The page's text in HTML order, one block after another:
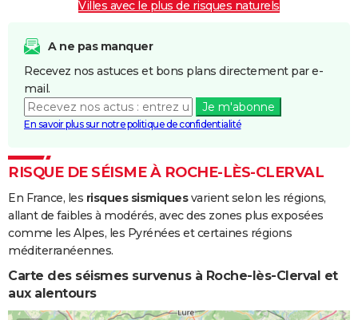
Inondations
Coulées de
08/05/1985 12/05/1985 5 j
Inondations
et/ou
Coulées de
08/12/1982 31/12/1982 24 j
Villes avec le plus de risques naturels
A ne pas manquer
Recevez nos astuces et bons plans directement par e-
mail.
Je m'abonne
En savoir plus sur notre politique de confidentialité
RISQUE DE SÉISME À ROCHE-LÈS-CLERVAL
En France, les risques sismiquesvarient selon les régions,
allant de faibles à modérés, avec des zones plus exposées
comme les Alpes, les Pyrénées et certaines régions
méditerranéennes.
Carte des séismes survenus à Roche-lès-Clerval et
aux alentours